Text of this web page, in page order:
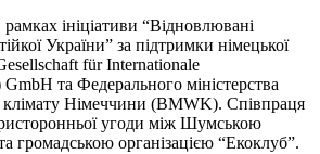
ініціативи “Відновлювані
України” за підтримки німецької
für Internationale
та Федерального міністерства
клімату Німеччини (BMWK). Співпраця
угоди між Шумською
громадською організацією “Екоклуб”.